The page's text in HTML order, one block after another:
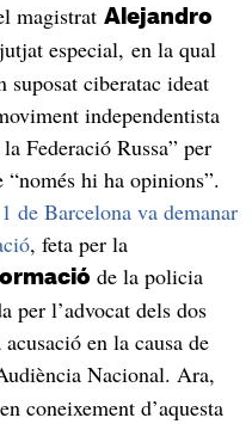
magistrat Alejandro
especial, en la qual
suposat ciberatac ideat
independentista
Federació Russa” per
hi ha opinions”.
de Barcelona va demanar
, feta per la
de la policia
per l’advocat dels dos
en la causa de
Nacional. Ara,
coneixement d’aquesta